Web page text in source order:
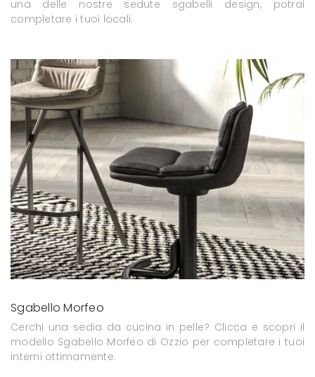
una delle nostre sedute sgabelli design, potrai
completare i tuoi locali.
Sgabello Morfeo
Cerchi una sedia da cucina in pelle? Clicca e scopri il
modello Sgabello Morfeo di Ozzio per completare i tuoi
interni ottimamente.